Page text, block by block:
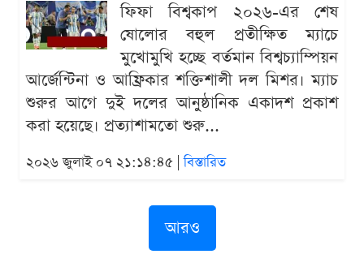
ফিফা বিশ্বকাপ ২০২৬-এর শেষ
ষোলোর বহুল প্রতীক্ষিত ম্যাচে
মুখোমুখি হচ্ছে বর্তমান বিশ্বচ্যাম্পিয়ন
আর্জেন্টিনা ও আফ্রিকার শক্তিশালী দল মিশর। ম্যাচ
শুরুর আগে দুই দলের আনুষ্ঠানিক একাদশ প্রকাশ
করা হয়েছে। প্রত্যাশামতো শুরু...
২০২৬ জুলাই ০৭ ২১:১৪:৪৫ |বিস্তারিত
আরও